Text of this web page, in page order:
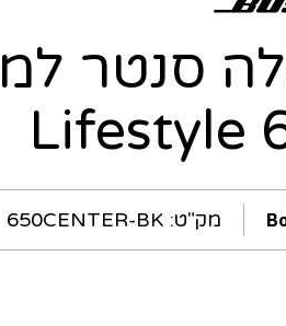
Lifestyle
מק"ט: 650CENTER-BK